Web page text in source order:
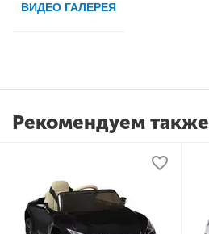
ВИДЕО ГАЛЕРЕЯ
Рекомендуем также